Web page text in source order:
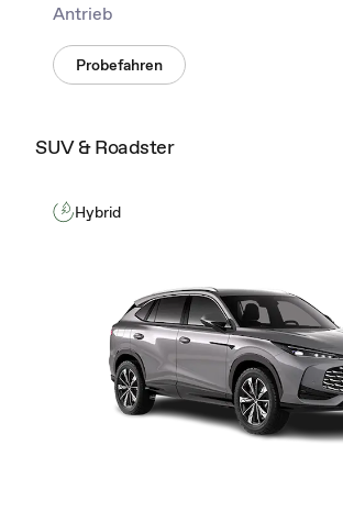
Antrieb
Probefahren
SUV & Roadster
Hybrid